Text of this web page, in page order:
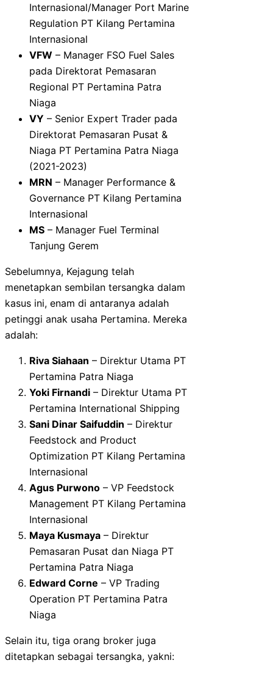
Internasional/Manager Port Marine
Regulation PT Kilang Pertamina
Internasional
VFW – Manager FSO Fuel Sales
pada Direktorat Pemasaran
Regional PT Pertamina Patra
Niaga
VY – Senior Expert Trader pada
Direktorat Pemasaran Pusat &
Niaga PT Pertamina Patra Niaga
(2021-2023)
MRN – Manager Performance &
Governance PT Kilang Pertamina
Internasional
MS – Manager Fuel Terminal
Tanjung Gerem
Sebelumnya, Kejagung telah
menetapkan sembilan tersangka dalam
kasus ini, enam di antaranya adalah
petinggi anak usaha Pertamina. Mereka
adalah:
Riva Siahaan – Direktur Utama PT
Pertamina Patra Niaga
Yoki Firnandi – Direktur Utama PT
Pertamina International Shipping
Sani Dinar Saifuddin – Direktur
Feedstock and Product
Optimization PT Kilang Pertamina
Internasional
Agus Purwono – VP Feedstock
Management PT Kilang Pertamina
Internasional
Maya Kusmaya – Direktur
Pemasaran Pusat dan Niaga PT
Pertamina Patra Niaga
Edward Corne – VP Trading
Operation PT Pertamina Patra
Niaga
Selain itu, tiga orang broker juga
ditetapkan sebagai tersangka, yakni: